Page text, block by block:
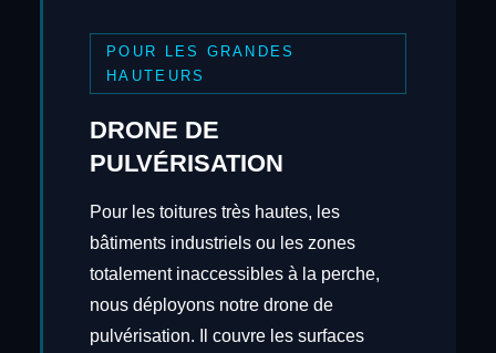
POUR LES GRANDES
HAUTEURS
DRONE DE
PULVÉRISATION
Pour les toitures très hautes, les
bâtiments industriels ou les zones
totalement inaccessibles à la perche,
nous déployons notre drone de
pulvérisation. Il couvre les surfaces